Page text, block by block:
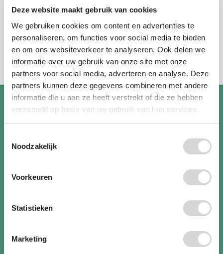
Deze website maakt gebruik van cookies
We gebruiken cookies om content en advertenties te
personaliseren, om functies voor social media te bieden
en om ons websiteverkeer te analyseren. Ook delen we
informatie over uw gebruik van onze site met onze
partners voor social media, adverteren en analyse. Deze
partners kunnen deze gegevens combineren met andere
informatie die u aan ze heeft verstrekt of die ze hebben
verzameld op basis van uw gebruik van hun services.
Noodzakelijk
Voorkeuren
Statistieken
Marketing
onderzoeken mogelijk – én vergroot de
betrokkenheid van medewerkers.
Ontdek hoe andere organisaties al bijdragen